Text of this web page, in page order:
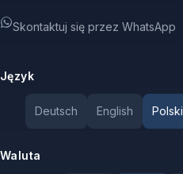
Skontaktuj się przez WhatsApp
Język
Deutsch English Polski
Waluta